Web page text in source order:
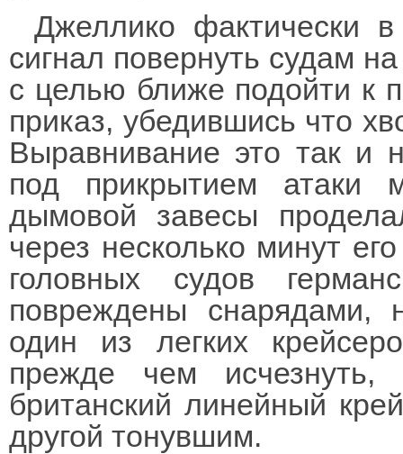
Джеллико фактически
сигнал повернуть судам
с целью ближе подойти к
приказ, убедившись что
Выравнивание это так и
под прикрытием атаки
дымовой завесы
через несколько минут
головных судов
повреждены
один из легких
прежде чем
британский линейный
другой тонувшим.